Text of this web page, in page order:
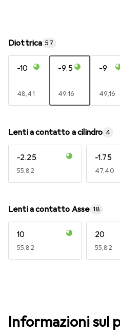
Diottrica 57
-10
EUR
48,41
-9.5
EUR
49,16
-9
EUR
49,16
Lenti a contatto a cilindro 4
-2.25
EUR
55,82
-1.75
EUR
47,40
Lenti a contatto Asse 18
10
EUR
55,82
20
EUR
55,82
Informazioni sul